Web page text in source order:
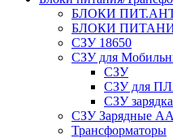
БЛОКИ
БЛОКИ
СЗУ 18650
СЗУ для
СЗУ
СЗУ для
СЗУ
СЗУ Зарядные
Трансформаторы